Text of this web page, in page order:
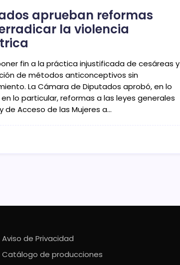
aprueban reformas
la violencia
fin a la práctica injustificada de cesáreas y
de métodos anticonceptivos sin
La Cámara de Diputados aprobó, en lo
lo particular, reformas a las leyes generales
de Acceso de las Mujeres a…
Aviso de Privacidad
Catálogo de producciones